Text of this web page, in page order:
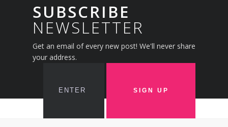
SUBSCRIBE
NEWSLETTER
Get an email of every new post! We'll never share
your address.